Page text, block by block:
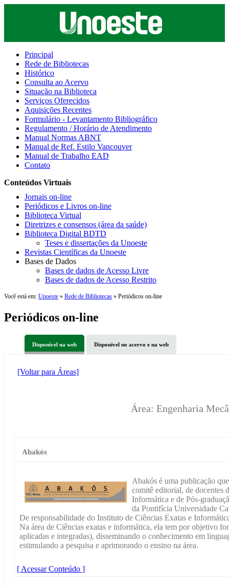
Principal
Rede de Bibliotecas
Histórico
Consulta ao Acervo
Situação na Biblioteca
Serviços Oferecidos
Aquisições Recentes
Formulário - Levantamento Bibliográfico
Regulamento / Horário de Atendimento
Manual Normas ABNT
Manual de Ref. Estilo Vancouver
Manual de Trabalho EAD
Contato
Conteúdos Virtuais
Jornais on-line
Periódicos e Livros on-line
Biblioteca Virtual
Diretrizes e consensos (área da saúde)
Biblioteca Digital BDTD
Teses e dissertações da Unoeste
Revistas Científicas da Unoeste
Bases de Dados
Bases de dados de Acesso Livre
Bases de dados de Acesso Restrito
Você está em: Unoeste » Rede de Bibliotecas » Periódicos on-line
Periódicos on-line
Disponível na web Disponível no acervo e na web
[Voltar para Áreas]
Área: Engenharia
Abakós
Abakós é uma publicação
comitê editorial, de docentes
Informática e de Pós-
da Pontifícia Universidade
De responsabilidade do Instituto de Ciências Exatas e
Na área de Ciências exatas e informática, ela tem por objetivo
aplicadas e integradas), disseminando o conhecimento em
estimulando a pesquisa e aprimorando o ensino na área.
[ Acessar Conteúdo ]